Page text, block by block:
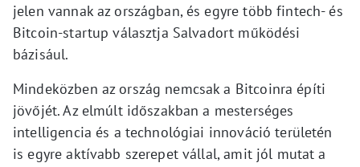
jelen vannak az országban, és egyre több fintech- és
Bitcoin-startup választja Salvadort működési
bázisául.
Mindeközben az ország nemcsak a Bitcoinra építi
jövőjét. Az elmúlt időszakban a mesterséges
intelligencia és a technológiai innováció területén
is egyre aktívabb szerepet vállal, amit jól mutat a